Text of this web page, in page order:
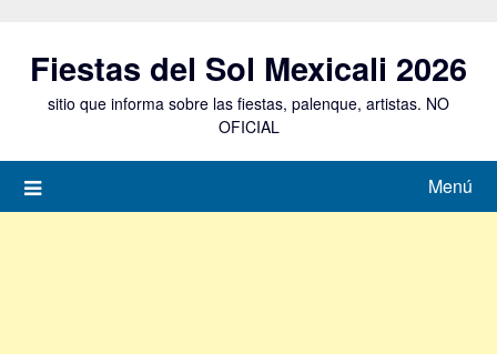
contenido
Fiestas del Sol Mexicali 2026
sitio que informa sobre las fiestas, palenque, artistas. NO
OFICIAL
Menú